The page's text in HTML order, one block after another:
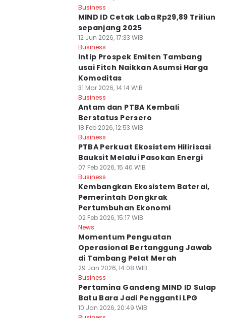
Business
MIND ID Cetak Laba Rp29,89 Triliun
sepanjang 2025
12 Jun 2026, 17:33 WIB
Business
Intip Prospek Emiten Tambang
usai Fitch Naikkan Asumsi Harga
Komoditas
31 Mar 2026, 14:14 WIB
Business
Antam dan PTBA Kembali
Berstatus Persero
18 Feb 2026, 12:53 WIB
Business
PTBA Perkuat Ekosistem Hilirisasi
Bauksit Melalui Pasokan Energi
07 Feb 2026, 15:40 WIB
Business
Kembangkan Ekosistem Baterai,
Pemerintah Dongkrak
Pertumbuhan Ekonomi
02 Feb 2026, 15:17 WIB
News
Momentum Penguatan
Operasional Bertanggung Jawab
di Tambang Pelat Merah
29 Jan 2026, 14:08 WIB
Business
Pertamina Gandeng MIND ID Sulap
Batu Bara Jadi Pengganti LPG
10 Jan 2026, 20:49 WIB